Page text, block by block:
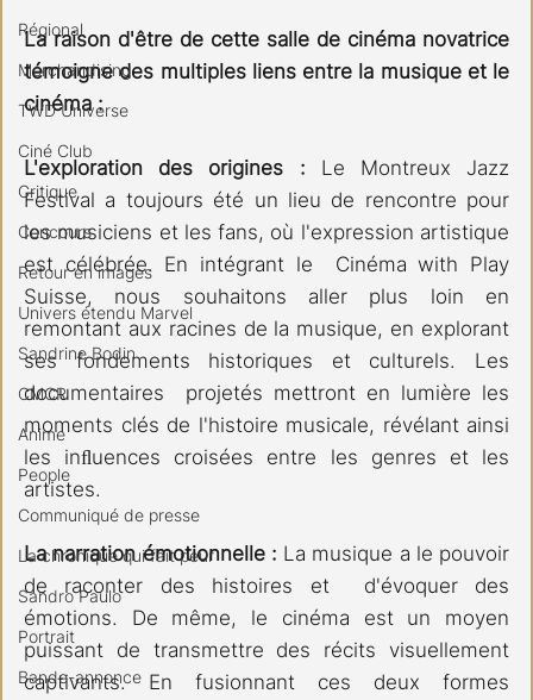
Régional
Merchandising
TWD Universe
Ciné Club
Critique
Concours
Retour en images
Univers étendu Marvel
Sandrine Bodin
CMCR
Anime
People
Communiqué de presse
La chronique qui fait peur
Sandro Paulo
Portrait
Bande-annonce
La raison d'être de cette salle de cinéma novatrice
témoigne des multiples liens entre la musique et le
cinéma :
L'exploration des origines : Le Montreux Jazz
Festival a toujours été un lieu de rencontre pour
les musiciens et les fans, où l'expression artistique
est célébrée. En intégrant le  Cinéma with Play
Suisse, nous souhaitons aller plus loin en
remontant aux racines de la musique, en explorant
ses fondements historiques et culturels. Les
documentaires  projetés mettront en lumière les
moments clés de l'histoire musicale, révélant ainsi
les inﬂuences croisées entre les genres et les
artistes.
La narration émotionnelle : La musique a le pouvoir
de raconter des histoires et  d'évoquer des
émotions. De même, le cinéma est un moyen
puissant de transmettre des récits visuellement
captivants. En fusionnant ces deux formes